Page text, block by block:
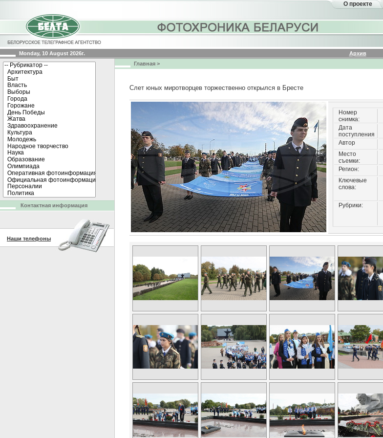
О проекте
Monday, 10 August 2026г. Архив
Главная >
Слет юных миротворцев торжественно открылся в Бресте
Номер
снимка:
Дата
поступления
Автор
Место
съемки:
Регион:
Ключевые
слова:
Рубрики:
Контактная информация
Наши телефоны